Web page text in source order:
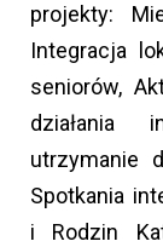
projekty:
Integracja
seniorów,
działania
utrzymanie
Spotkania
i Rodzin